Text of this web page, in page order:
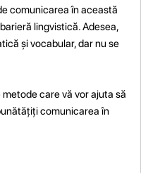
comunicarea în această
lingvistică. Adesea,
și vocabular, dar nu se
care vă vor ajuta să
comunicarea în